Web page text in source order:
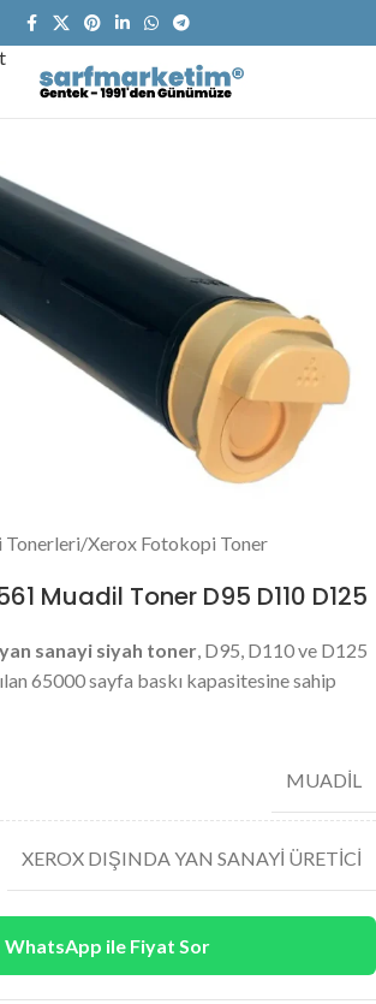
/Xerox Fotokopi Toner
Muadil Toner D95 D110 D125
sanayi siyah toner , D95, D110 ve D125
65000 sayfa baskı kapasitesine sahip
MUADİL
XEROX DIŞINDA YAN SANAYİ ÜRETİCİ
WhatsApp ile Fiyat Sor